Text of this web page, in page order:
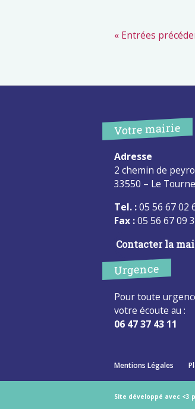
« Entrées
Votre mairie
Adresse
2 chemin de
33550 – Le Tourne
Tel. :05 56 67 02
Fax :05 56 67 09
Contacter la
Urgence
Pour toute
votre écoute au :
06 47 37 43 11
Mentions Légales
Site développé avec <3